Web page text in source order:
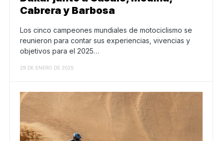
Cabrera y Barbosa
Los cinco campeones mundiales de motociclismo se
reunieron para contar sus experiencias, vivencias y
objetivos para el 2025…
29 DE ENERO DE 2025